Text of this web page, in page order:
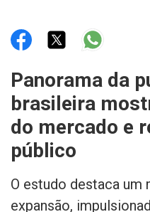
RNA
NOTÍCIAS
INTEGRIDADE
Panorama da
brasileira
do mercado e
público
O estudo destaca um
expansão,